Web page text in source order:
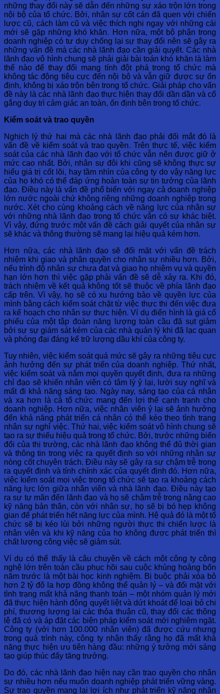
những thay đổi này sẽ dẫn đến những sự xáo trộn lớn trong
nội bộ của tổ chức. Bởi, nhân sự cốt cán đã quen với chiến
lược cũ, cách làm cũ và việc thích nghi ngay với những cái
mới sẽ gặp những khó khăn. Hơn nữa, một bộ phận trong
doanh nghiệp có tư duy chống lại sự thay đổi nên sẽ gây ra
những vấn đề mà các nhà lãnh đạo cần giải quyết. Các nhà
lãnh đạo vô hình chung sẽ phải giải bài toán khó khăn là làm
thế nào để thay đổi mang tính đột phá trong tổ chức mà
không tác động tiêu cực đến nội bộ và vẫn giữ được sự ổn
định, không bị xáo trộn bên trong tổ chức. Giải pháp cho vấn
đề này là các nhà lãnh đạo thực hiện thay đổi dần dần và cố
gắng duy trì cảm giác an toàn, ổn định bên trong tổ chức.
Kiểm soát và trao quyền
Nghịch lý thứ hai mà các nhà lãnh đạo phải đối mắt đó là
vấn đề về kiểm soát và trao quyền. Trên thực tế, việc kiểm
soát của các nhà lãnh đạo với tổ chức vẫn nên được giữ ở
mức cao nhất. Bởi, nhân sự đôi khi cũng sẽ không thực sự
hiểu giá trị cốt lõi, hay tầm nhìn của công ty do vậy năng lực
của họ khó có thể đáp ứng hoàn toàn sự tin tưởng của lãnh
đạo. Điều này là vấn đề phổ biến với ngay cả doanh nghiệp
lớn nước ngoài chứ không riêng những doanh nghiệp trong
nước. Xét cho cùng khoảng cách về năng lực của nhân sự
với những nhà lãnh đạo trong tổ chức vẫn có sự khác biệt.
Vì vậy, đứng trước một vấn đề cách giải quyết của nhân sự
sẽ khác và thông thường sẽ mang lại hiệu quả kém hơn.
Hơn nữa, các nhà lãnh đạo sẽ đối mặt với vấn đề trách
nhiệm khi giao và phân quyền cho nhân sự nhiều hơn. Bởi,
nếu trình độ nhân sự chưa đạt và giao họ nhiệm vụ và quyền
hạn lớn hơn thì việc gặp phải vấn đề sẽ dễ xảy ra. Khi đó,
trách nhiệm về kết quả không tốt sẽ thuộc về phía lãnh đạo
cấp trên. Vì vậy, họ sẽ có xu hướng bảo về quyền lực của
mình bằng cách kiểm soát chặt từ việc thực thi đến việc đưa
ra kế hoạch cho nhân sự thực hiện. Ví dụ điển hình là giá cổ
phiếu của một tập đoàn năng lượng toàn cầu đã sụt giảm
bởi sự sự giám sát kém của các nhà quản lý khi đã lạc quan
và phóng đại đáng kể trữ lượng dầu khí của công ty.
Tuy nhiên, việc kiểm soát quá mức sẽ gây ra những tiêu cực
ảnh hưởng đến sự phát triển của doanh nghiệp. Thứ nhất,
việc kiểm soát và nắm mọi quyền quyết định, đưa ra những
chỉ đạo sẽ khiến nhân viên có tâm lý ỷ lại, lười suy nghĩ và
mất đi khả năng sáng tạo. Ngày nay, sáng tạo của cá nhân
và xa hơn là cả tổ chức mang đến lợi thế cạnh tranh cho
doanh nghiệp. Hơn nữa, việc nhân viên ỷ lại sẽ ảnh hưởng
đến khả năng phát triển cá nhân có thể kéo theo tình trạng
nhân sự nghỉ việc. Thứ hai, việc kiểm soát vô hình chung sẽ
tạo ra sự thiếu hiệu quả trong tổ chức. Bởi, trước những biến
đổi của thị trường, các nhà lãnh đạo không thể đủ thời gian
và thông tin trong việc ra quyết định so với những nhân sự
nòng cốt chuyên trách. Điều này sẽ gây ra sự chậm trễ trong
ra quyết định và tính chính xác của quyết định đó. Hơn nữa,
việc kiểm soát mọi việc trong tổ chức sẽ tạo ra khoảng cách
năng lực lớn giữa nhân viên và nhà lãnh đạo. Điều này tạo
ra sự tự mãn đến lãnh đạo và họ sẽ chậm trễ trong nâng cao
kỹ năng bản thân, còn với nhân sự, họ sẽ bị bó hẹp không
gian để phát triển hết năng lực của mình. Hệ quả đó là một tổ
chức sẽ bị kéo lùi bởi những người thực thi chiến lược là
nhân viên và khi kỹ năng của họ không được phát triển thì
chất lượng công việc sẽ giảm sút.
Ví dụ có thể thấy là câu chuyện về cách một công ty công
nghệ lớn trên toàn cầu phục hồi sau cuộc khủng hoảng bốn
năm trước là một bài học kinh nghiệm. Bị buộc phải xóa bỏ
hơn 2 tỷ đô la hợp đồng không thể quản lý – và đối mặt với
tình trạng mất khả năng thanh toán – một nhóm quản lý mới
đã thực hiện hành động quyết liệt và dứt khoát để loại bỏ chi
phí, thương lượng lại các thỏa thuận cũ, thay đổi các thông
lệ đã có và áp đặt các biện pháp kiểm soát mới nghiêm ngặt.
Công ty (với hơn 100.000 nhân viên) đã được cứu nhưng
trong quá trình này, công ty nhận thấy rằng họ đã mất khả
năng thực hiện ưu tiên hàng đầu: những ý tưởng mới sáng
tạo giúp thúc đẩy tăng trưởng.
Do đó, các nhà lãnh đạo hiện nay cần trao quyền cho nhân
sự nhiều hơn nếu muốn doanh nghiệp phát triển vững vàng.
Sự trao quyền mang lại lợi ích như phát triển kỹ năng nhân